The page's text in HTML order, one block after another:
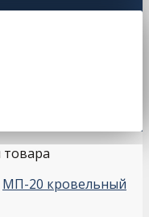
МП-20 кровельный